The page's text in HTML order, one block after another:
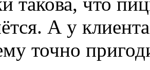
А у
точно